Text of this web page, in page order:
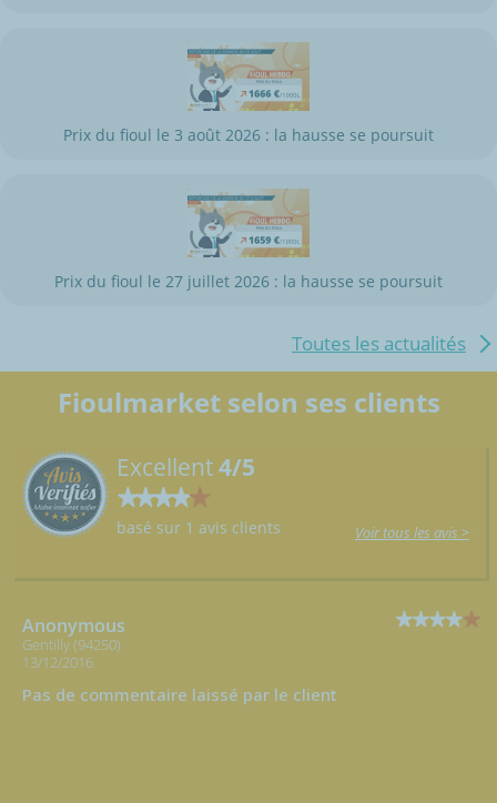
Prix du fioul le 3 août 2026 : la hausse se poursuit
Prix du fioul le 27 juillet 2026 : la hausse se poursuit
Toutes les actualités
Fioulmarket selon ses clients
Excellent4/5
basé sur 1 avis clients Voir tous les avis >
Anonymous
Gentilly (94250)
13/12/2016
Pas de commentaire laissé par le client